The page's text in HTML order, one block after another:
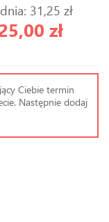
31,25 zł
zł
Ciebie termin
Następnie dodaj